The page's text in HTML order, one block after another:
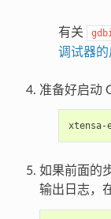
有关
调试器
准备好启动
如果前面的
输出日志，